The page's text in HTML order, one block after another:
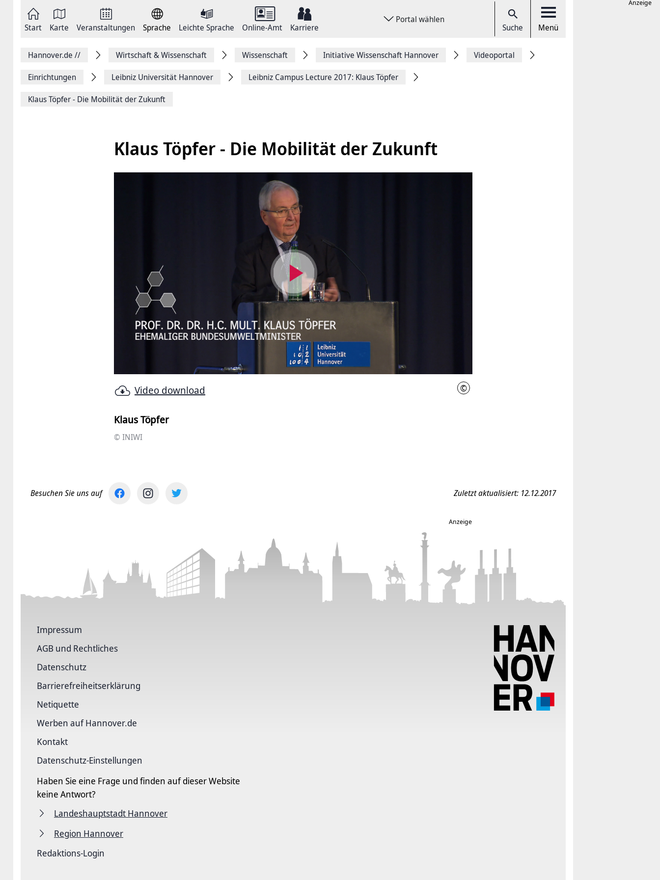
springen
Start Karte Veranstaltungen Sprache Leichte Sprache Online-Amt Karriere
Portal wählen
Suche Menü
FacebookHannover.de // Wirtschaft & Wissenschaft Wissenschaft Initiative Wissenschaft Hannover Videoportal
Einrichtungen Leibniz Universität Hannover Leibniz Campus Lecture 2017: Klaus Töpfer
Klaus Töpfer - Die Mobilität der Zukunft
Klaus Töpfer - Die Mobilität der Zukunft
Video
abspielen
©INIWI
Video download
Klaus Töpfer
© INIWI
Besuchen Sie uns auf Zuletzt aktualisiert: 12.12.2017
Anzeige
Impressum
AGB und Rechtliches
Datenschutz
Barriere­freiheits­erklärung
Netiquette
Werben auf Hannover.de
Kontakt
Datenschutz-Einstellungen
Haben Sie eine Frage und finden auf dieser Website
keine Antwort?
Landeshauptstadt Hannover
Region Hannover
Redaktions-Login
Anzeige